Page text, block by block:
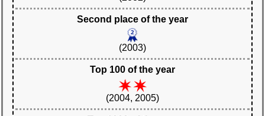
Second place of the year
(2003)
Top 100 of the year
(2004, 2005)